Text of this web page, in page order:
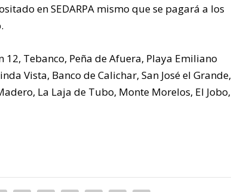
en SEDARPA mismo que se pagará a los
Tebanco, Peña de Afuera, Playa Emiliano
Vista, Banco de Calichar, San José el Grande,
La Laja de Tubo, Monte Morelos, El Jobo,